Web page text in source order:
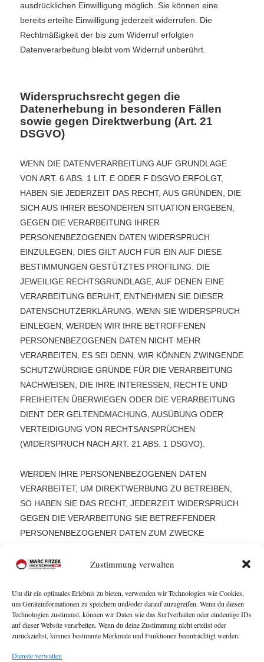
Zustimmung verwalten
Um dir ein optimales Erlebnis zu bieten, verwenden wir Technologien wie Cookies,
um Geräteinformationen zu speichern und/oder darauf zuzugreifen. Wenn du diesen
Technologien zustimmst, können wir Daten wie das Surfverhalten oder eindeutige IDs
auf dieser Website verarbeiten. Wenn du deine Zustimmung nicht erteilst oder
zurückziehst, können bestimmte Merkmale und Funktionen beeinträchtigt werden.
Dienste verwalten
ausdrücklichen Einwilligung möglich. Sie können eine
bereits erteilte Einwilligung jederzeit widerrufen. Die
Rechtmäßigkeit der bis zum Widerruf erfolgten
Datenverarbeitung bleibt vom Widerruf unberührt.
Widerspruchsrecht gegen die
Datenerhebung in besonderen Fällen
sowie gegen Direktwerbung (Art. 21
DSGVO)
WENN DIE DATENVERARBEITUNG AUF GRUNDLAGE
VON ART. 6 ABS. 1 LIT. E ODER F DSGVO ERFOLGT,
HABEN SIE JEDERZEIT DAS RECHT, AUS GRÜNDEN, DIE
SICH AUS IHRER BESONDEREN SITUATION ERGEBEN,
GEGEN DIE VERARBEITUNG IHRER
PERSONENBEZOGENEN DATEN WIDERSPRUCH
EINZULEGEN; DIES GILT AUCH FÜR EIN AUF DIESE
BESTIMMUNGEN GESTÜTZTES PROFILING. DIE
JEWEILIGE RECHTSGRUNDLAGE, AUF DENEN EINE
VERARBEITUNG BERUHT, ENTNEHMEN SIE DIESER
DATENSCHUTZERKLÄRUNG. WENN SIE WIDERSPRUCH
EINLEGEN, WERDEN WIR IHRE BETROFFENEN
PERSONENBEZOGENEN DATEN NICHT MEHR
VERARBEITEN, ES SEI DENN, WIR KÖNNEN ZWINGENDE
SCHUTZWÜRDIGE GRÜNDE FÜR DIE VERARBEITUNG
NACHWEISEN, DIE IHRE INTERESSEN, RECHTE UND
FREIHEITEN ÜBERWIEGEN ODER DIE VERARBEITUNG
DIENT DER GELTENDMACHUNG, AUSÜBUNG ODER
VERTEIDIGUNG VON RECHTSANSPRÜCHEN
(WIDERSPRUCH NACH ART. 21 ABS. 1 DSGVO).
WERDEN IHRE PERSONENBEZOGENEN DATEN
VERARBEITET, UM DIREKTWERBUNG ZU BETREIBEN,
SO HABEN SIE DAS RECHT, JEDERZEIT WIDERSPRUCH
GEGEN DIE VERARBEITUNG SIE BETREFFENDER
PERSONENBEZOGENER DATEN ZUM ZWECKE
FÜR DAS PROFILING, SOWEIT ES MIT SOLCHER
WIDERSPRECHEN, WERDEN IHRE
PERSONENBEZOGENEN DATEN ANSCHLIESSEND
NICHT MEHR ZUM ZWECKE DER DIREKTWERBUNG
VERWENDET (WIDERSPRUCH NACH ART. 21 ABS. 2